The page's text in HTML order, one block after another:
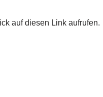
auf diesen Link aufrufen.